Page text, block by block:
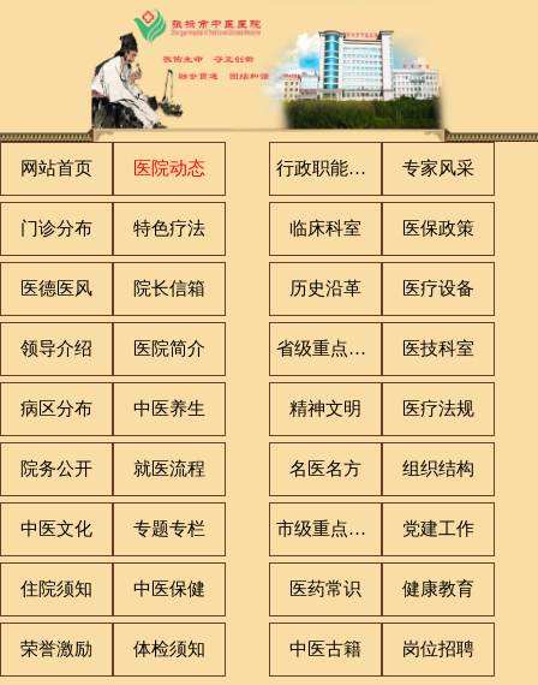
网站首页 医院动态 行政职能科室 专家风采
门诊分布 特色疗法 临床科室 医保政策
医德医风 院长信箱 历史沿革 医疗设备
领导介绍 医院简介 省级重点专科 医技科室
病区分布 中医养生 精神文明 医疗法规
院务公开 就医流程 名医名方 组织结构
中医文化 专题专栏 市级重点专科 党建工作
住院须知 中医保健 医药常识 健康教育
荣誉激励 体检须知 中医古籍 岗位招聘